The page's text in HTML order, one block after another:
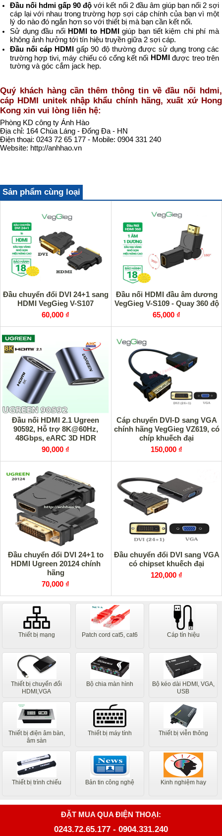
Đầu nối hdmi gấp 90 độ với kết nối 2 đầu âm giúp bạn nối 2 sợi
cáp lại với nhau trong trường hợp sợi cáp chính của bạn vì một
lý do nào đó ngắn hơn so với thiết bị mà bạn cần kết nối.
Sử dụng đầu nối HDMI to HDMIgiúp bạn tiết kiệm chi phí mà
không ảnh hưởng tới tín hiệu truyền giữa 2 sợi cáp.
Đầu nối cáp HDMIgấp 90 độ thường được sử dụng trong các
trường hợp tivi, máy chiếu có cổng kết nối HDMIđược treo trên
tường và góc cắm jack hẹp.
Quý khách hàng cần thêm thông tin về đầu nối hdmi,
cáp HDMI unitek nhập khẩu chính hãng, xuất xứ Hong
Kong xin vui lòng liên hệ:
Phòng KD công ty Ánh Hào
Địa chỉ: 164 Chùa Láng - Đống Đa - HN
Điện thoại: 0243 72 65 177 - Mobile: 0904 331 240
Website: http://anhhao.vn
Sản phẩm cùng loại
Đầu chuyển đổi DVI 24+1 sang
HDMI VegGieg V-S107
60,000 ₫
Đầu nối HDMI đầu âm dương
VegGieg V-S109 - Quay 360 độ
65,000 ₫
Đầu nối HDMI 2.1 Ugreen
90592, Hỗ trợ 8K@60Hz,
48Gbps, eARC 3D HDR
90,000 ₫
Cáp chuyển DVI-D sang VGA
chính hãng VegGieg VZ619, có
chíp khuếch đại
150,000 ₫
Đầu chuyển đổi DVI 24+1 to
HDMI Ugreen 20124 chính
hãng
70,000 ₫
Đầu chuyển đổi DVI sang VGA
có chipset khuếch đại
120,000 ₫
Thiết bị mạng Patch cord cat5, cat6 Cáp tín hiệu
Thiết bị chuyển đổi
HDMI,VGA
Bộ chia màn hình
Bộ kéo dài HDMI, VGA,
USB
Thiết bị điện âm bàn,
âm sàn
Thiết bị máy tính Thiết bị viễn thông
Thiết bị trình chiếu Bản tin công nghệ Kinh nghiệm hay
ĐẶT MUA QUA ĐIỆN THOẠI:
0243.72.65.177 - 0904.331.240